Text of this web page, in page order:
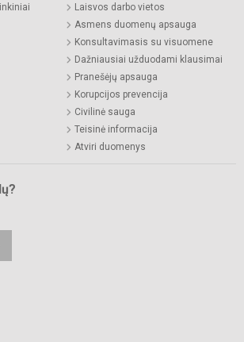
Laisvos darbo vietos
Asmens duomenų apsauga
Konsultavimasis su visuomene
Dažniausiai užduodami klausimai
Pranešėjų apsauga
Korupcijos prevencija
Civilinė sauga
Teisinė informacija
Atviri duomenys